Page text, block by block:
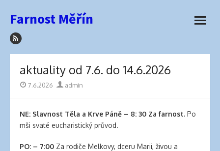
with
lingerie
na
Farnost Měřín
otevřít
aktuality od 7.6. do 14.6.2026
Publikováno
7.6.2026 Autoradmin
NE: Slavnost Těla a Krve Páně – 8: 30 Za farnost. Po
mši svaté eucharistický průvod.
PO: – 7:00 Za rodiče Melkovy, dceru Marii, živou a